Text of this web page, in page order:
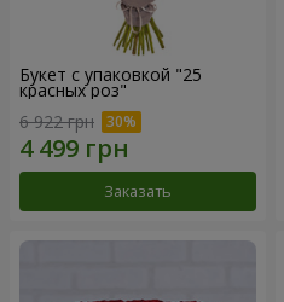
Букет с упаковкой "25
красных роз"
6 922 грн
Заказать